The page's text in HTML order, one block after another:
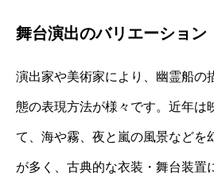
舞台演出のバリエーション
演出家や美術家により、幽霊船の
態の表現方法が様々です。近年は
て、海や霧、夜と嵐の風景などを
が多く、古典的な衣装・舞台装置